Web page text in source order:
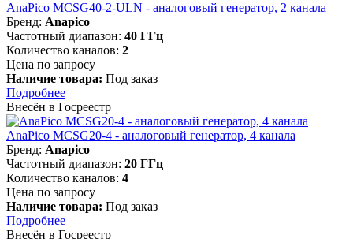
AnaPico MCSG40-2-ULN - аналоговый генератор, 2 канала
Бренд: Anapico
Частотный диапазон: 40 ГГц
Количество каналов: 2
Цена по запросу
Наличие товара: Под заказ
Подробнее
Внесён в Госреестр
AnaPico MCSG20-4 - аналоговый генератор, 4 канала
Бренд: Anapico
Частотный диапазон: 20 ГГц
Количество каналов: 4
Цена по запросу
Наличие товара: Под заказ
Подробнее
Внесён в Госреестр